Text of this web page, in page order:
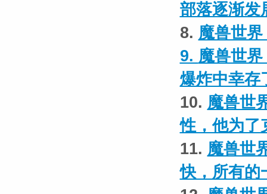
部落逐渐发
8. 魔兽世
9. 魔兽世
爆炸中幸存
10. 魔兽世
性，他为了
11. 魔兽世
快，所有的